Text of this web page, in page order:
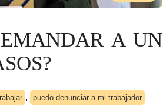
A UN
, puedo denunciar a mi trabajador